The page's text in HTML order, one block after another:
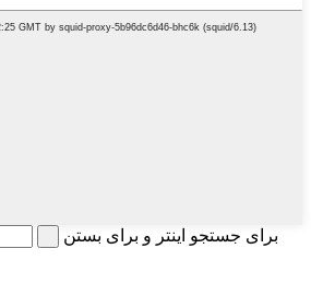
برای جستجو اینتر و برای بستن